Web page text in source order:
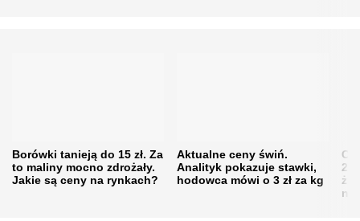
Borówki tanieją do 15 zł. Za
to maliny mocno zdrożały.
Jakie są ceny na rynkach?
Aktualne ceny świń.
Analityk pokazuje stawki,
hodowca mówi o 3 zł za kg